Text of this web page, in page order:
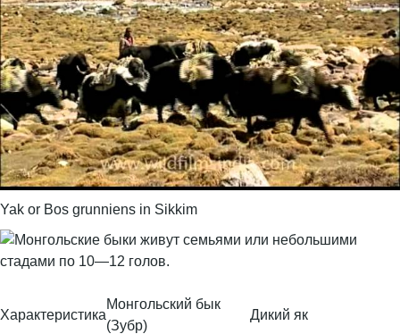
Yak or Bos grunniens in Sikkim
Характеристика
Монгольский бык
(Зубр)
Дикий як